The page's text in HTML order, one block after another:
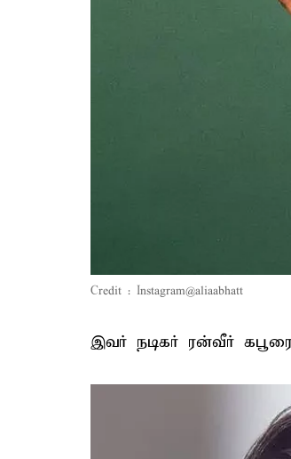
Credit : Instagram@aliaabhatt
இவர் நடிகர் ரன்வீர்